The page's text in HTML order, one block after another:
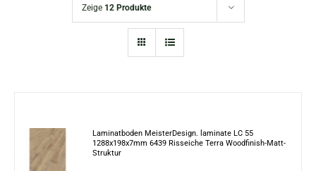
Zeige 12 Produkte
Laminatboden MeisterDesign. laminate LC 55
1288x198x7mm 6439 Risseiche Terra Woodfinish-Matt-
Struktur